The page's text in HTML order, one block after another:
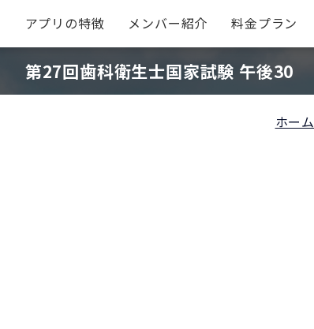
アプリの特徴 メンバー紹介 料金プラン
第27回歯科衛生士国家試験 午後30
ホーム